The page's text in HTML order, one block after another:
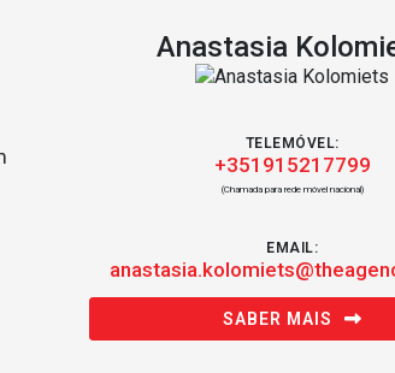
Anastasia
TELEMÓVEL:
+351915217799
(Chamada para rede móvel nacional)
EMAIL:
SABER MAIS